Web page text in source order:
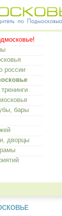
россии
бары
дворцы